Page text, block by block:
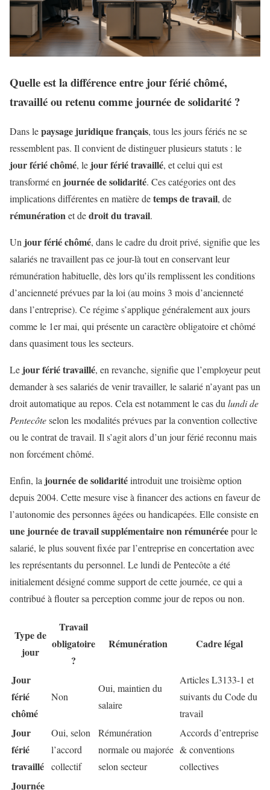
Quelle est la différence entre jour férié chômé,
travaillé ou retenu comme journée de solidarité ?
Dans lepaysage juridique français, tous les jours fériés ne se
ressemblent pas. Il convient de distinguer plusieurs statuts : le
jour férié chômé, le jour férié travaillé, et celui qui est
transformé en journée de solidarité. Ces catégories ont des
implications différentes en matière detemps de travail, de
rémunération et dedroit du travail.
Un jour férié chômé, dans le cadre du droit privé, signifie que les
salariés ne travaillent pas ce jour-là tout en conservant leur
rémunération habituelle, dès lors qu’ils remplissent les conditions
d’ancienneté prévues par la loi (au moins 3 mois d’ancienneté
dans l’entreprise). Ce régime s’applique généralement aux jours
comme le 1er mai, qui présente un caractère obligatoire et chômé
dans quasiment tous les secteurs.
Le jour férié travaillé, en revanche, signifie que l’employeur peut
demander à ses salariés de venir travailler, le salarié n’ayant pas un
droit automatique au repos. Cela est notamment le cas du lundi de
Pentecôteselon les modalités prévues par la convention collective
ou le contrat de travail. Il s’agit alors d’un jour férié reconnu mais
non forcément chômé.
Enfin, la journée de solidaritéintroduit une troisième option
depuis 2004. Cette mesure vise à financer des actions en faveur de
l’autonomie des personnes âgées ou handicapées. Elle consiste en
une journée de travail supplémentaire non rémunéréepour le
salarié, le plus souvent fixée par l’entreprise en concertation avec
les représentants du personnel. Le lundi de Pentecôte a été
initialement désigné comme support de cette journée, ce qui a
contribué à flouter sa perception comme jour de repos ou non.
Type de
jour
Travail
obligatoire
?
Rémunération Cadre légal
Jour
férié
chômé
Non
Oui, maintien du
salaire
Articles L3133-1 et
suivants du Code du
travail
Jour
férié
travaillé
Oui, selon
l’accord
collectif
Rémunération
normale ou majorée
selon secteur
Accords d’entreprise
& conventions
collectives
Journée